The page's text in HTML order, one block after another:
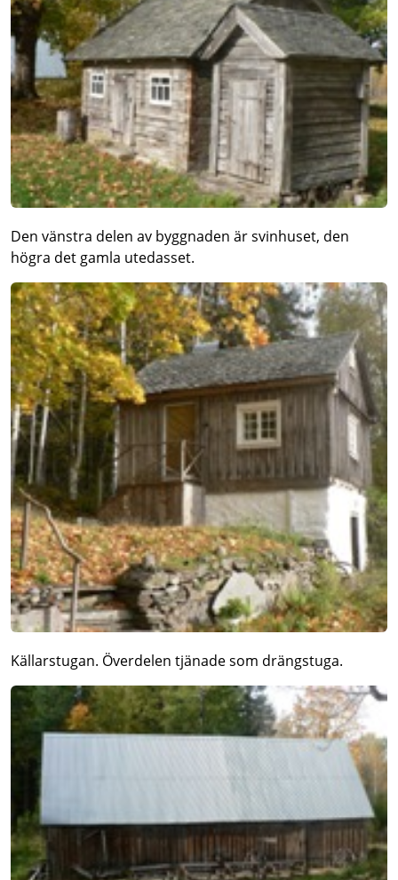
Den vänstra delen av byggnaden är svinhuset, den
högra det gamla utedasset.
Källarstugan. Överdelen tjänade som drängstuga.